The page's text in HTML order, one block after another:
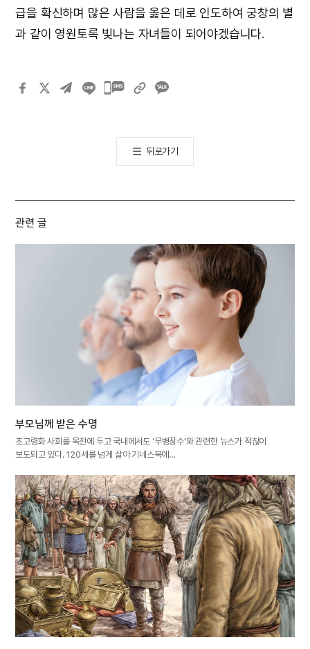
급을 확신하며 많은 사람을 옳은 데로 인도하여 궁창의 별
과 같이 영원토록 빛나는 자녀들이 되어야겠습니다.
카카오톡
뒤로가기
관련 글
부모님께 받은 수명
초고령화 사회를 목전에 두고 국내에서도 ‘무병장수’와 관련한 뉴스가 적잖이
보도되고 있다. 120세를 넘게 살아 기네스북에…